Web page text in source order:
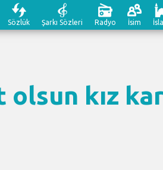
Sözlük Şarkı Sözleri Radyo İsim
kız